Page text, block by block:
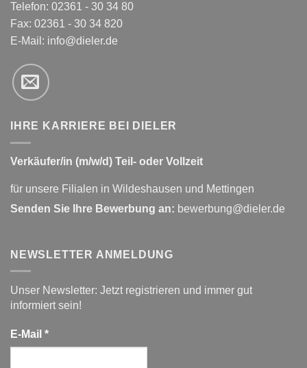
Telefon: 02361 - 30 34 80
Fax: 02361 - 30 34 820
E-Mail: info@dieler.de
IHRE KARRIERE BEI DIELER
Verkäufer/in (m/w/d) Teil- oder Vollzeit
für unsere Filialen in Wildeshausen und Mettingen
Senden Sie Ihre Bewerbung an: bewerbung@dieler.de
NEWSLETTER ANMELDUNG
Unser Newsletter: Jetzt registrieren und immer gut
informiert sein!
E-Mail *